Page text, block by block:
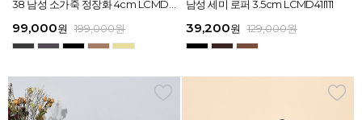
3.5cm LCMS20M413
71,400원 189,000원
칸토 남성 클래식 스니커즈 3cm LC
45,900원 129,000원
38 남성 소가죽 정장화 4cm LCMD3
99,000원 199,000원
남성 세미 로퍼 3.5cm LCMD41I111
39,200원 129,000원
남성 페니 로퍼 3.5cm LCMD82I111
39,200원 129,000원
쥬얼 플렉시블 로퍼 2cm LCMC93M
38,250원 159,000원
4cm LCMF95M111
38,250원 129,000원
즈 2.4cm LCMC21M326
38,250원 129,000원
3.5cm LCMS20M413
71,400원 189,000원
칸토 남성 클래식 스니커즈 3cm LC
45,900원 129,000원
38 남성 소가죽 정장화 4cm LCMD3
99,000원 199,000원
남성 세미 로퍼 3.5cm LCMD41I111
39,200원 129,000원